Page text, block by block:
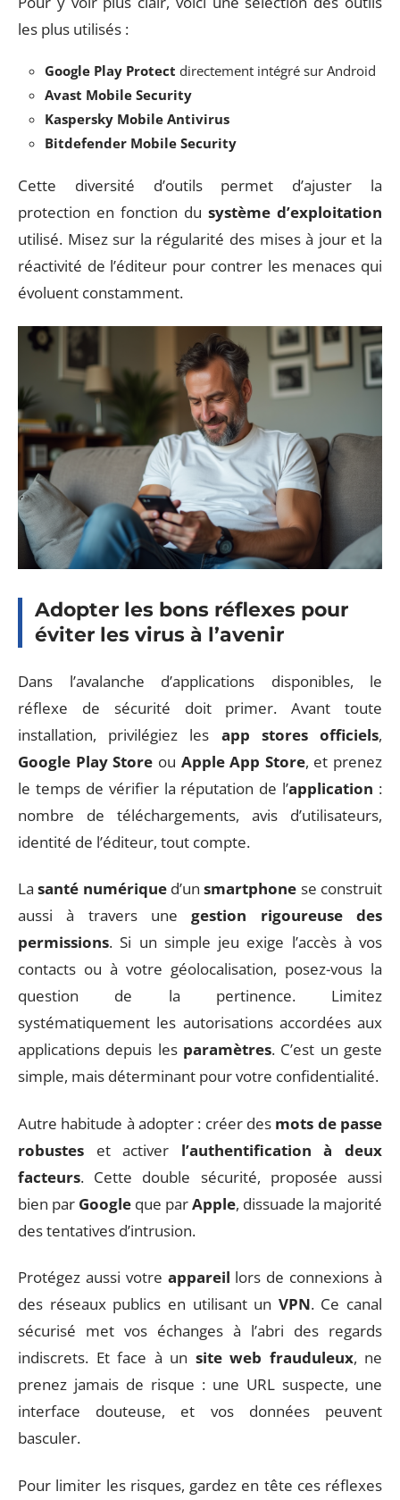
les plus utilisés :
Google Play Protect directement intégré sur Android
Avast Mobile Security
Kaspersky Mobile Antivirus
Bitdefender Mobile Security
Cette diversité d’outils permet d’ajuster la
protection en fonction du système d’exploitation
utilisé. Misez sur la régularité des mises à jour et la
réactivité de l’éditeur pour contrer les menaces qui
évoluent constamment.
Adopter les bons réflexes pour
éviter les virus à l’avenir
Dans l’avalanche d’applications disponibles, le
réflexe de sécurité doit primer. Avant toute
installation, privilégiez les app stores officiels,
Google Play Store ou Apple App Store, et prenez
le temps de vérifier la réputation de l’application :
nombre de téléchargements, avis d’utilisateurs,
identité de l’éditeur, tout compte.
Lasanté numériqued’unsmartphone se construit
aussi à travers unegestion rigoureuse des
permissions. Si un simple jeu exige l’accès à vos
contacts ou à votre géolocalisation, posez-vous la
question de la pertinence. Limitez
systématiquement les autorisations accordées aux
applications depuis les paramètres. C’est un geste
simple, mais déterminant pour votre confidentialité.
Autre habitude à adopter : créer des mots de passe
robustes et activer l’authentification à deux
facteurs. Cette double sécurité, proposée aussi
bien par Google que parApple, dissuade la majorité
des tentatives d’intrusion.
Protégez aussi votre appareil lors de connexions à
des réseaux publics en utilisant un VPN. Ce canal
sécurisé met vos échanges à l’abri des regards
indiscrets. Et face à un site web frauduleux, ne
prenez jamais de risque : une URL suspecte, une
interface douteuse, et vos données peuvent
basculer.
Pour limiter les risques, gardez en tête ces réflexes